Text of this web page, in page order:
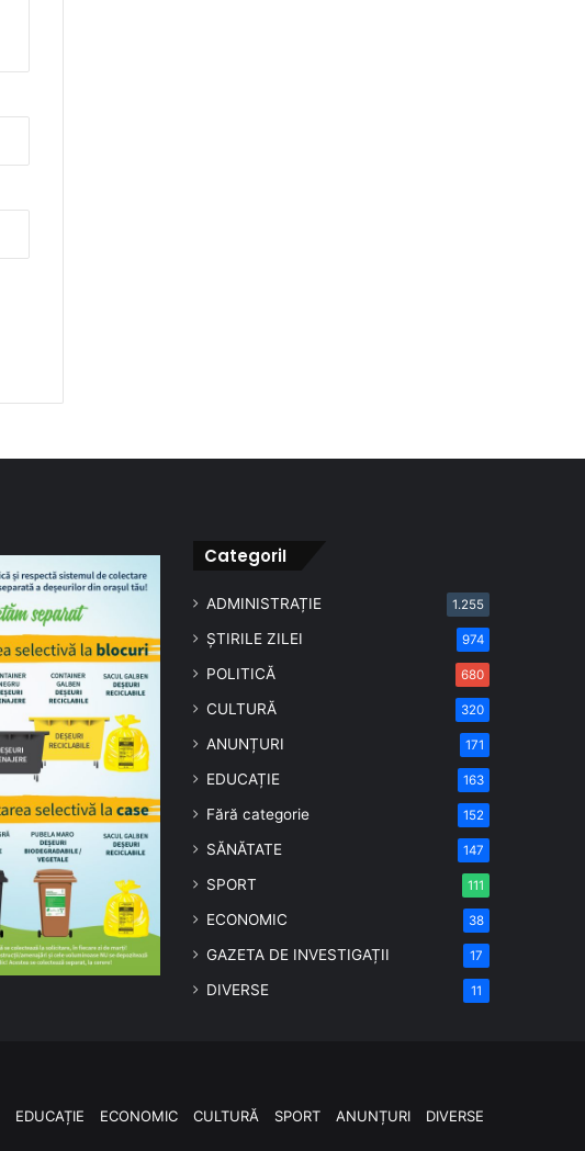
CategoriI
ADMINISTRAȚIE 1.255
ȘTIRILE ZILEI 974
POLITICĂ 680
CULTURĂ 320
ANUNȚURI 171
EDUCAȚIE 163
Fără categorie 152
SĂNĂTATE 147
SPORT 111
ECONOMIC 38
GAZETA DE INVESTIGAȚII 17
DIVERSE 11
EDUCAȚIE ECONOMIC CULTURĂ SPORT ANUNȚURI DIVERSE